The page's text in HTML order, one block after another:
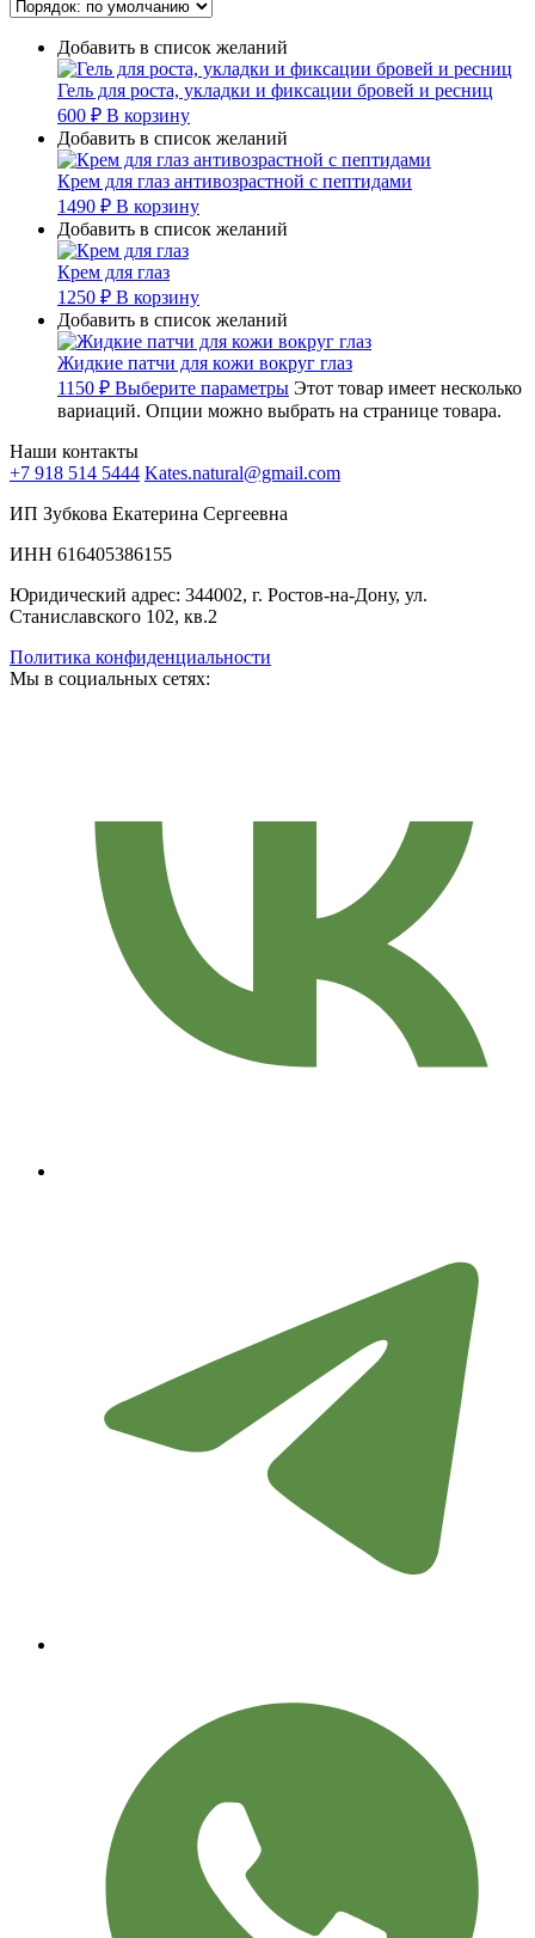
Добавить в список желаний
Гель для роста, укладки и фиксации бровей и ресниц
600 ₽ В корзину
Добавить в список желаний
Крем для глаз антивозрастной с пептидами
1490 ₽ В корзину
Добавить в список желаний
Крем для глаз
1250 ₽ В корзину
Добавить в список желаний
Жидкие патчи для кожи вокруг глаз
1150 ₽ Выберите параметры Этот товар имеет несколько
вариаций. Опции можно выбрать на странице товара.
Наши контакты
+7 918 514 5444 Kates.natural@gmail.com
ИП Зубкова Екатерина Сергеевна
ИНН 616405386155
Юридический адрес: 344002, г. Ростов-на-Дону, ул.
Станиславского 102, кв.2
Политика конфиденциальности
Мы в социальных сетях: